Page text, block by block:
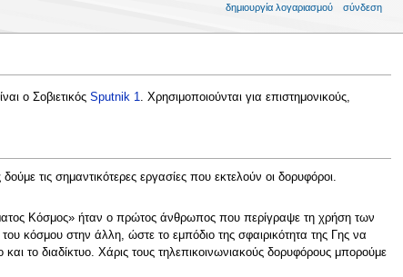
ο Σοβιετικός Sputnik 1
. Χρησιμοποιούνται για επιστημονικούς,
τις σημαντικότερες εργασίες που εκτελούν οι δορυφόροι.
Κόσμος» ήταν ο πρώτος άνθρωπος που περίγραψε τη χρήση των
κόσμου στην άλλη, ώστε το εμπόδιο της σφαιρικότητα της Γης να
το διαδίκτυο. Χάρις τους τηλεπικοινωνιακούς δορυφόρους μπορούμε
δημιουργία λογαριασμού σύνδεση